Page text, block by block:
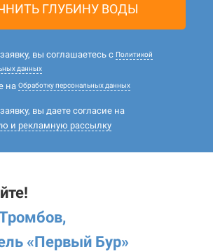
ГЛУБИНУ ВОДЫ
вы соглашаетесь с Политикой
данных
на Обработку персональных данных
вы даете согласие на
и рекламную рассылку
«Первый Бур»